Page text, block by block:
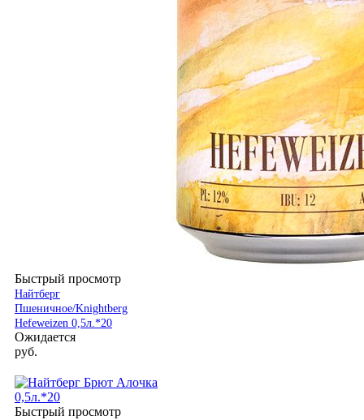
Быстрый просмотр
Найтберг
Пшеничное/Knightberg
Hefeweizen 0,5л.*20
Ожидается
руб.
Быстрый просмотр